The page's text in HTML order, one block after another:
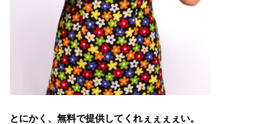
とにかく、無料で提供してくれぇぇぇぇい。